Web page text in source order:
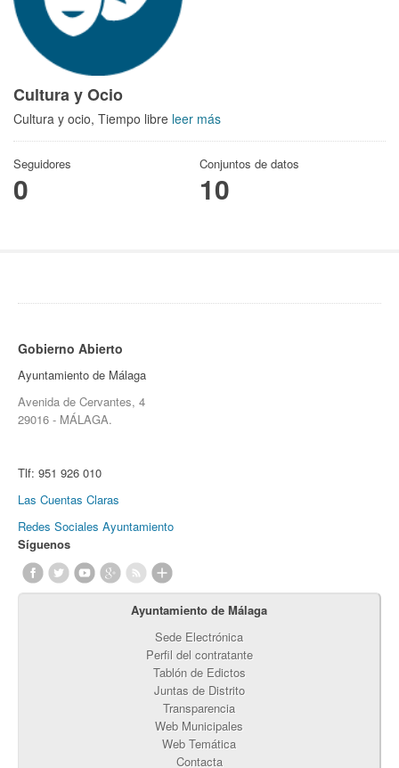
Cultura y Ocio
Cultura y ocio, Tiempo libre leer más
Seguidores
0
Conjuntos de datos
10
Gobierno Abierto
Ayuntamiento de Málaga
Avenida de Cervantes, 4
29016 - MÁLAGA.
Tlf: 951 926 010
Las Cuentas Claras
Redes Sociales Ayuntamiento
Síguenos
Ayuntamiento de Málaga
Sede Electrónica
Perfil del contratante
Tablón de Edictos
Juntas de Distrito
Transparencia
Web Municipales
Web Temática
Contacta